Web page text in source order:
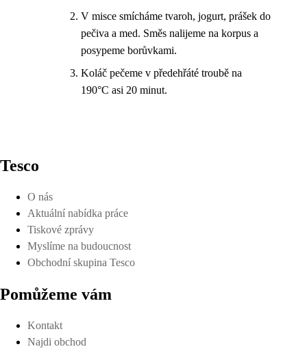
V misce smícháme tvaroh, jogurt, prášek do
pečiva a med. Směs nalijeme na korpus a
posypeme borůvkami.
Koláč pečeme v předehřáté troubě na
190°C asi 20 minut.
Tesco
O nás
Aktuální nabídka práce
Tiskové zprávy
Myslíme na budoucnost
Obchodní skupina Tesco
Pomůžeme vám
Kontakt
Najdi obchod